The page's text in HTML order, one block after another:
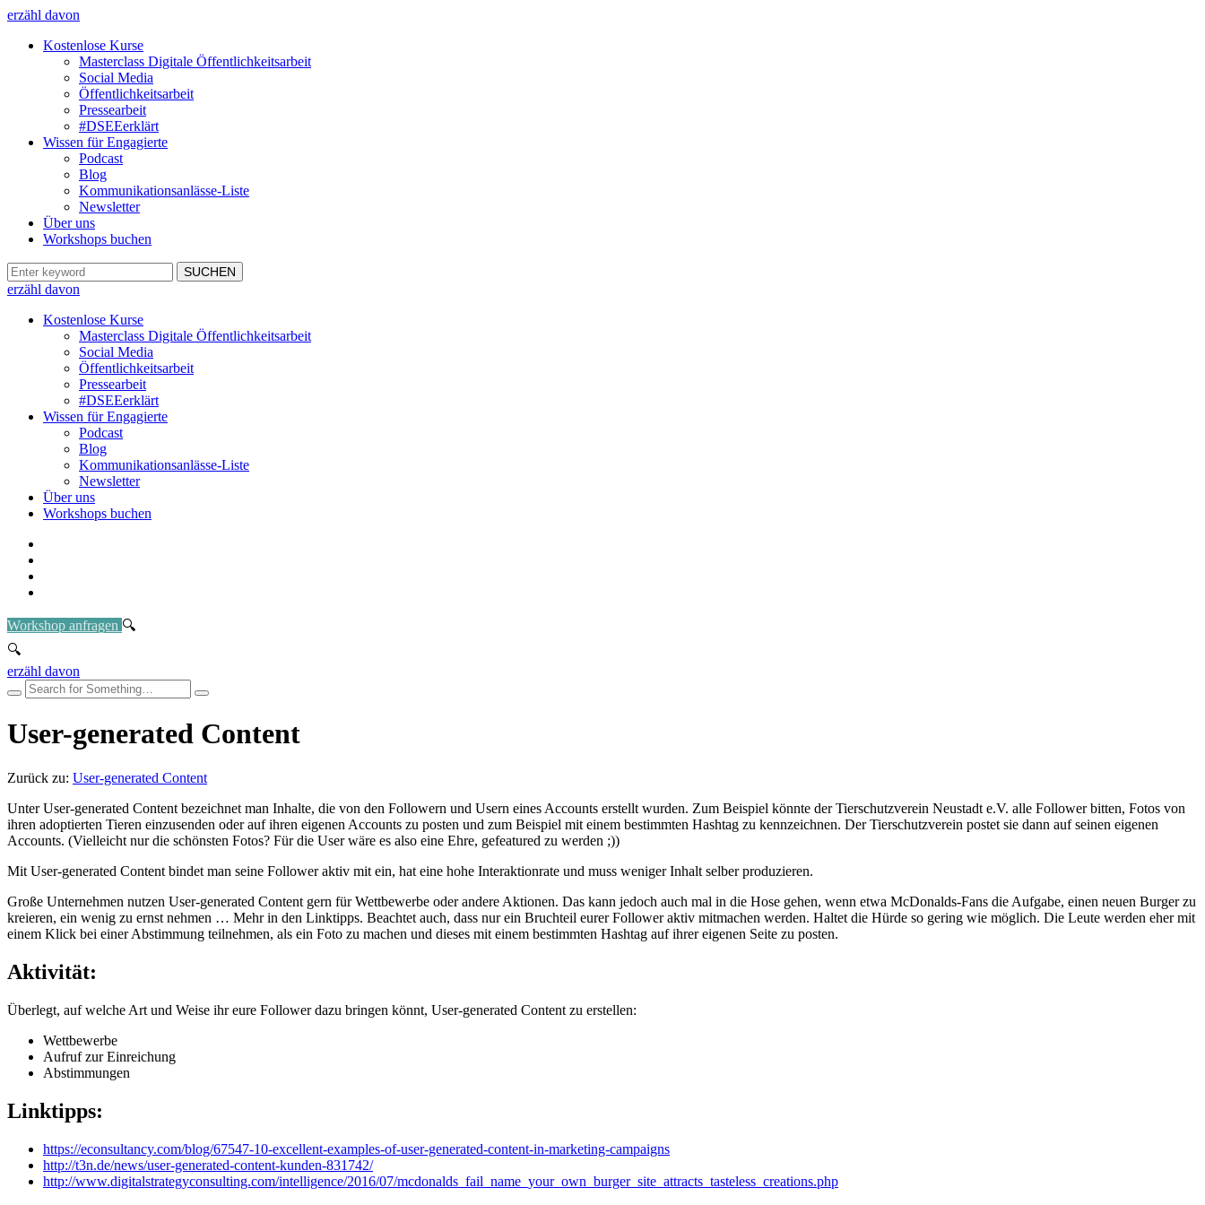
erzähl davon
Kostenlose Kurse
Masterclass Digitale Öffentlichkeitsarbeit
Social Media
Öffentlichkeitsarbeit
Pressearbeit
#DSEEerklärt
Wissen für Engagierte
Podcast
Blog
Kommunikationsanlässe-Liste
Newsletter
Über uns
Workshops buchen
erzähl davon
Kostenlose Kurse
Masterclass Digitale Öffentlichkeitsarbeit
Social Media
Öffentlichkeitsarbeit
Pressearbeit
#DSEEerklärt
Wissen für Engagierte
Podcast
Blog
Kommunikationsanlässe-Liste
Newsletter
Über uns
Workshops buchen
Workshop anfragen
erzähl davon
User-generated Content
Zurück zu: User-generated Content
Unter User-generated Content bezeichnet man Inhalte, die von den Followern und Usern eines Accounts erstellt wurden. Zum Beispiel könnte der Tierschutzverein Neustadt e.V. alle Follower bitten, Fotos von
ihren adoptierten Tieren einzusenden oder auf ihren eigenen Accounts zu posten und zum Beispiel mit einem bestimmten Hashtag zu kennzeichnen. Der Tierschutzverein postet sie dann auf seinen eigenen
Accounts. (Vielleicht nur die schönsten Fotos? Für die User wäre es also eine Ehre, gefeatured zu werden ;))
Mit User-generated Content bindet man seine Follower aktiv mit ein, hat eine hohe Interaktionrate und muss weniger Inhalt selber produzieren.
Große Unternehmen nutzen User-generated Content gern für Wettbewerbe oder andere Aktionen. Das kann jedoch auch mal in die Hose gehen, wenn etwa McDonalds-Fans die Aufgabe, einen neuen Burger zu
kreieren, ein wenig zu ernst nehmen … Mehr in den Linktipps. Beachtet auch, dass nur ein Bruchteil eurer Follower aktiv mitmachen werden. Haltet die Hürde so gering wie möglich. Die Leute werden eher mit
einem Klick bei einer Abstimmung teilnehmen, als ein Foto zu machen und dieses mit einem bestimmten Hashtag auf ihrer eigenen Seite zu posten.
Aktivität:
Überlegt, auf welche Art und Weise ihr eure Follower dazu bringen könnt, User-generated Content zu erstellen:
Wettbewerbe
Aufruf zur Einreichung
Abstimmungen
Linktipps:
https://econsultancy.com/blog/67547-10-excellent-examples-of-user-generated-content-in-marketing-campaigns
http://t3n.de/news/user-generated-content-kunden-831742/
http://www.digitalstrategyconsulting.com/intelligence/2016/07/mcdonalds_fail_name_your_own_burger_site_attracts_tasteless_creations.php